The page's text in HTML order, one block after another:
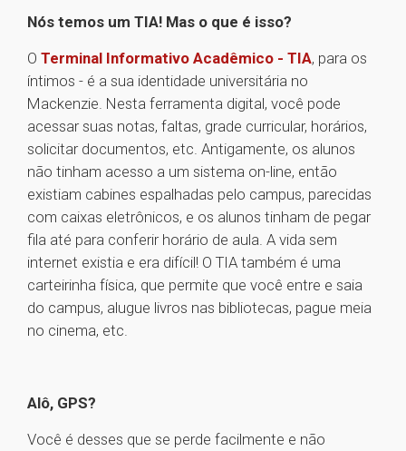
Nós temos um TIA! Mas o que é isso?
O Terminal Informativo Acadêmico - TIA, para os
íntimos - é a sua identidade universitária no
Mackenzie. Nesta ferramenta digital, você pode
acessar suas notas, faltas, grade curricular, horários,
solicitar documentos, etc. Antigamente, os alunos
não tinham acesso a um sistema on-line, então
existiam cabines espalhadas pelo campus, parecidas
com caixas eletrônicos, e os alunos tinham de pegar
fila até para conferir horário de aula. A vida sem
internet existia e era difícil! O TIA também é uma
carteirinha física, que permite que você entre e saia
do campus, alugue livros nas bibliotecas, pague meia
no cinema, etc.
Alô, GPS?
Você é desses que se perde facilmente e não